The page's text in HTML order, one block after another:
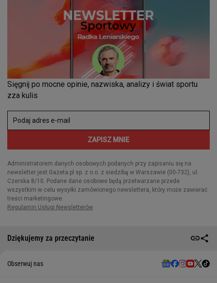
Dziękujemy za przeczytanie
Obserwuj nas